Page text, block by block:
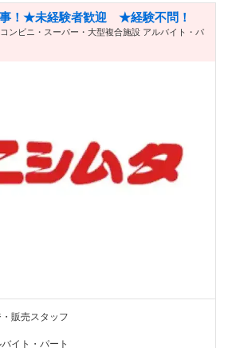
！★未経験者歓迎 ★経験不問！
ンビニ・スーパー・大型複合施設 アルバイト・パ
販売スタッフ
イト・パート